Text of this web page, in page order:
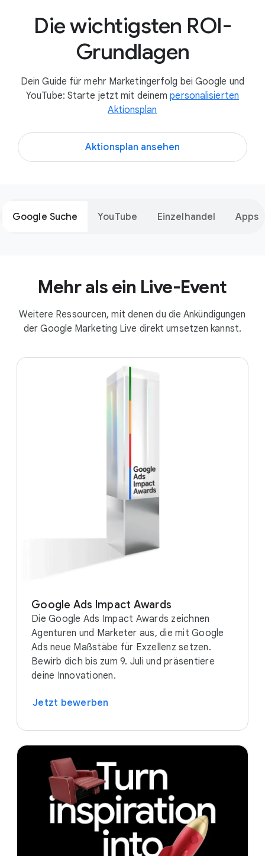
Die wichtigsten ROI-
Grundlagen
Dein Guide für mehr Marketingerfolg bei Google und
YouTube: Starte jetzt mit deinempersonalisierten
Aktionsplan
Aktionsplan ansehen
Google Suche YouTube Einzelhandel Apps
Mehr als ein Live-Event
Weitere Ressourcen, mit denen du die Ankündigungen
der Google Marketing Live direkt umsetzen kannst.
Google Ads Impact Awards
Die Google Ads Impact Awards zeichnen
Agenturen und Marketer aus, die mit Google
Ads neue Maßstäbe für Exzellenz setzen.
Bewirb dich bis zum 9. Juli und präsentiere
deine Innovationen.
Jetzt bewerben